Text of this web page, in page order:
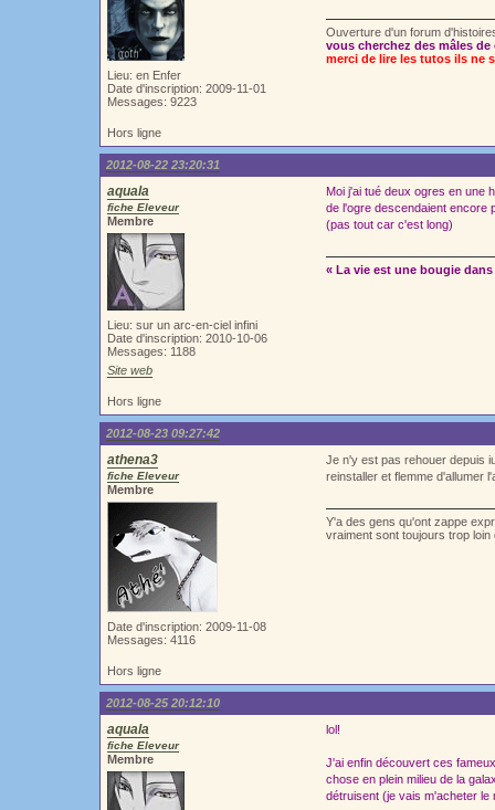
Lieu: en Enfer
Date d'inscription: 2009-11-01
Messages: 9223
Ouverture d'un forum
vous cherchez des mâles
merci de lire les tutos ils ne
Hors ligne
2012-08-22 23:20:31
aquala
fiche Eleveur
Membre
Lieu: sur un arc-en-ciel infini
Date d'inscription: 2010-10-06
Messages: 1188
Site web
Moi j'ai tué deux ogres en une
de l'ogre descendaient encore
(pas tout car c'est long)
« La vie est une bougie dans
Hors ligne
2012-08-23 09:27:42
athena3
fiche Eleveur
Membre
Date d'inscription: 2009-11-08
Messages: 4116
Je n'y est pas rehouer depuis
reinstaller et flemme d'allumer
Y'a des gens qu'ont zappe
vraiment sont toujours trop
Hors ligne
2012-08-25 20:12:10
aquala
fiche Eleveur
Membre
lol!
J'ai enfin découvert ces
chose en plein milieu de la
détruisent (je vais m'acheter le